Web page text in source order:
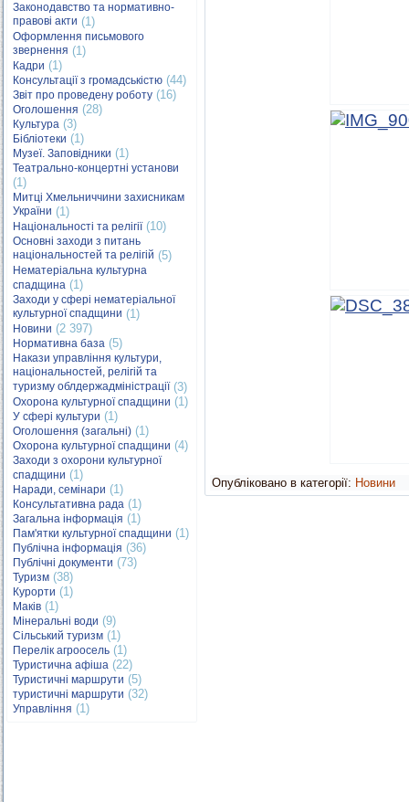
Законодавство та нормативно-
правові акти (1)
Оформлення письмового
звернення (1)
Кадри (1)
Консультації з громадськістю (44)
Звіт про проведену роботу (16)
Оголошення (28)
Культура (3)
Бібліотеки (1)
Музеї. Заповідники (1)
Театрально-концертні установи
(1)
Митці Хмельниччини захисникам
України (1)
Національності та релігії(10)
Основні заходи з питань
національностей та релігій (5)
Нематеріальна культурна
спадщина (1)
Заходи у сфері нематеріальної
культурної спадщини (1)
Новини (2 397)
Нормативна база (5)
Накази управління культури,
національностей, релігій та
туризму облдержадміністрації(3)
Охорона культурної спадщини (1)
У сфері культури (1)
Оголошення (загальні) (1)
Охорона культурної спадщини (4)
Заходи з охорони культурної
спадщини (1)
Наради, семінари (1)
Консультативна рада (1)
Загальна інформація (1)
Пам'ятки культурної спадщини (1)
Публічна інформація (36)
Публічні документи (73)
Туризм (38)
Курорти (1)
Маків (1)
Мінеральні води (9)
Сільський туризм (1)
Перелік агроосель (1)
Туристична афіша (22)
Туристичні маршрути (5)
туристичні маршрути (32)
Управління (1)
Опубліковано в категорії: Новини